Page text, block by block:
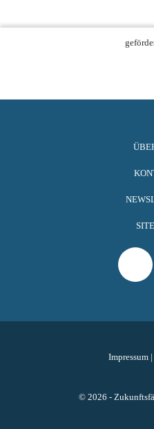
Impressum |
© 2026 -